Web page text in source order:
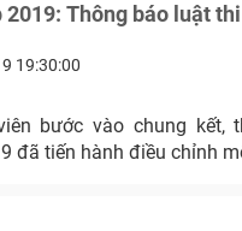
2019: Thông báo luật
19:30:00
bước vào chung kết,
đã tiến hành điều chỉnh